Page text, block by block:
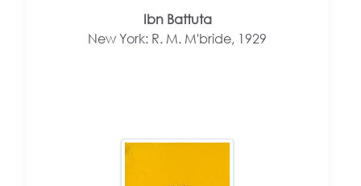
Ibn Battuta
New York: R. M. M'bride, 1929